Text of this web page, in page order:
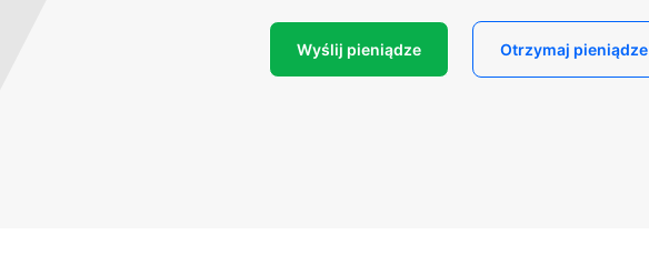
Wyślij pieniądze Otrzymaj pieniądze